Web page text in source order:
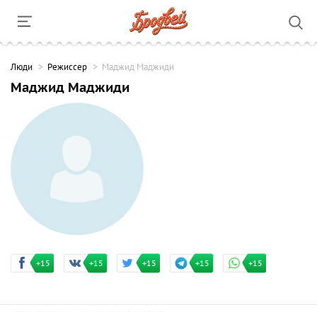
Люди Режиссер Маджид Маджиди
Маджид Маджиди
+15 +15 +15 +15 +15